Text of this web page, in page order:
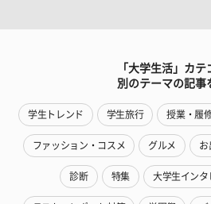
「大学生活」カテ
別のテーマの記事
学生トレンド 学生旅行 授業・履
ファッション・コスメ グルメ お
診断 特集 大学生インタ